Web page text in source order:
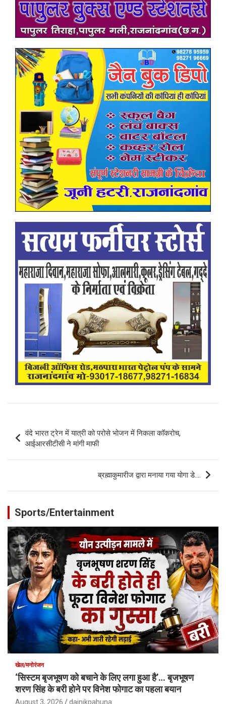
Post
navigation
वंदे भारत ट्रेन में यात्री को परोसे भोजन में निकला काॅकरोच,
आईआरसीटीसी ने मांगी माफी
ब्रह्माकुमारीज द्वारा मनाया गया योगा डे….
Sports/Entertainment
खेल/मनोरंजन
‘सिस्टम बृजभूषण को बचाने के लिए लगा हुआ है’… बृजभूषण
शरण सिंह के बरी होने पर विनेश फोगाट का पहला बयान
August 3, 2026 dainikpahuna